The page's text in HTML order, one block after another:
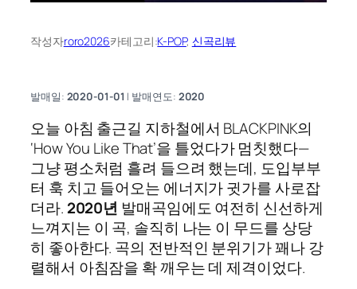
작성자roro2026카테고리:K-POP, 신곡리뷰
발매일: 2020-01-01 | 발매연도: 2020
오늘 아침 출근길 지하철에서 BLACKPINK의
‘How You Like That’을 틀었다가 멈칫했다—
그냥 평소처럼 흘려 들으려 했는데, 도입부부
터 훅 치고 들어오는 에너지가 귓가를 사로잡
더라. 2020년 발매곡임에도 여전히 신선하게
느껴지는 이 곡, 솔직히 나는 이 무드를 상당
히 좋아한다. 곡의 전반적인 분위기가 꽤나 강
렬해서 아침잠을 확 깨우는 데 제격이었다.